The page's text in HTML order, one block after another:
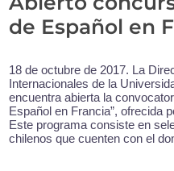
de Español en
18 de octubre de 2017. La
Internacionales de la
encuentra abierta la
Español en Francia”, ofrecida
Este programa consiste en
chilenos que cuenten con el